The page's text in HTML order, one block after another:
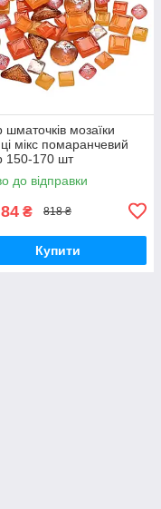
шматочків мозаїки
мікс помаранчевий
150-170 шт
каміння для
до відправки
₴ 818 ₴
Купити